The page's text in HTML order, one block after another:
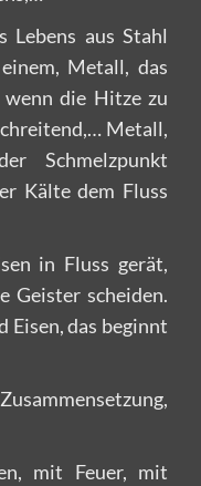
Lebens aus Stahl
Metall, das
die Hitze zu
Metall,
Schmelzpunkt
Kälte dem Fluss
in Fluss gerät,
Geister scheiden.
Eisen, das beginnt
mit Feuer, mit